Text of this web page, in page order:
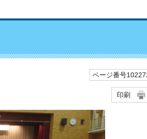
ページ番号
印刷